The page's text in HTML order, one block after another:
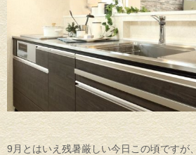
9月とはいえ残暑厳しい今日この頃ですが、